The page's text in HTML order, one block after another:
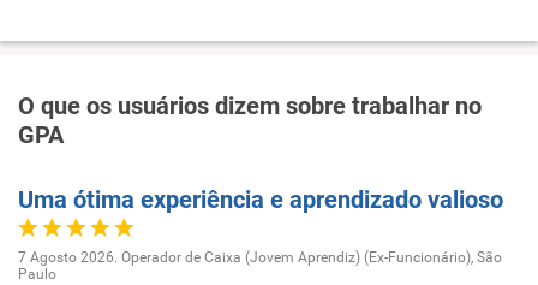
O que os usuários dizem sobre trabalhar no
GPA
Uma ótima experiência e aprendizado valioso
7 Agosto 2026. Operador de Caixa (Jovem Aprendiz) (Ex-Funcionário), São
Paulo